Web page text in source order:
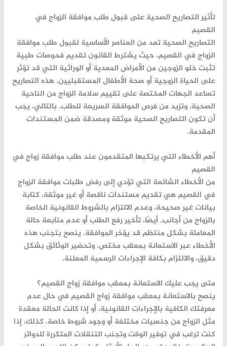
تأثير التصاريح الصحية على قبول طلب موافقة الزواج في
القصيم
التصاريح الصحية تعد من العناصر الأساسية لقبول طلب موافقة
الزواج في القصيم، حيث يشترط القانون تقديم فحوصات طبية
تثبت خلو الزوجين من الأمراض المعدية أو الوراثية التي قد تؤثر
على الحياة الزوجية أو صحة الأطفال المستقبليين. هذه التصاريح
تساعد الجهات المختصة على تقييم سلامة الزواج من الناحية
الصحية، وتزيد من فرص الموافقة السريعة للطلب. بالتالي، يجب
أن تكون التصاريح الصحية موثقة ومصدقة ضمن المستندات
المقدمة.
أهم الأخطاء التي يرتكبها المتقدمون عند طلب موافقة زواج في
القصيم
من الأخطاء الشائعة التي تؤدي إلى رفض طلبات موافقة الزواج
في القصيم هي تقديم مستندات ناقصة أو غير موثقة، كتابة
بيانات غير صحيحة، وعدم الالتزام بالشروط القانونية الخاصة
بالزواج من أجانب. أيضًا، تأخير رفع الطلب أو عدم متابعة حالة
المعاملة بشكل منتظم قد يؤخر الموافقة. ينصح بتجنب هذه
الأخطاء عبر الاستعانة بمعقب مختص، وتحضير الوثائق بشكل
دقيق، والالتزام بكافة الإجراءات الرسمية المعلنة.
متى يجب عليك الاستعانة بمعقب موافقة زواج القصيم؟
ينصح بالاستعانة بمعقب موافقة زواج القصيم في حال عدم
معرفتك الكافية بالإجراءات القانونية، أو إذا كانت الحالة معقدة
مثل الزواج من جنسيات مختلفة أو وجود شروط خاصة. كذلك، إذا
كنت ترغب في توفير الوقت وتجنب التنقلات المتكررة للدوائر